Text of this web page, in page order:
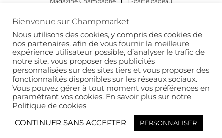
Les occasions pour déguster du champagne
Pour les particuliers
Pour les entreprises
Copyright 2022 © tous droits réservés. Champmarket.
Bienvenue sur Champmarket
Nous utilisons des cookies, y compris des cookies de
nos partenaires, afin de vous fournir la meilleure
expérience utilisateur possible, d’analyser le trafic de
notre site, vous proposer des publicités
personnalisées sur des sites tiers et vous proposer des
fonctionnalités disponibles sur les réseaux sociaux.
Vous pouvez gérer à tout moment vos préférences en
paramétrant vos cookies. En savoir plus sur notre
Politique de cookies
CONTINUER SANS ACCEPTER
PERSONNALISER